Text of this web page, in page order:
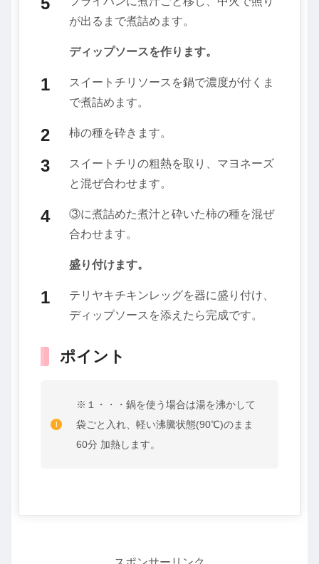
が出るまで煮詰めます。
ディップソースを作ります。
スイートチリソースを鍋で濃度が付くま
で煮詰めます。
柿の種を砕きます。
スイートチリの粗熱を取り、マヨネーズ
と混ぜ合わせます。
③に煮詰めた煮汁と砕いた柿の種を混ぜ
合わせます。
盛り付けます。
テリヤキチキンレッグを器に盛り付け、
ディップソースを添えたら完成です。
ポイント
※１・・・鍋を使う場合は湯を沸かして
袋ごと入れ、軽い沸騰状態(90℃)のまま
60分 加熱します。